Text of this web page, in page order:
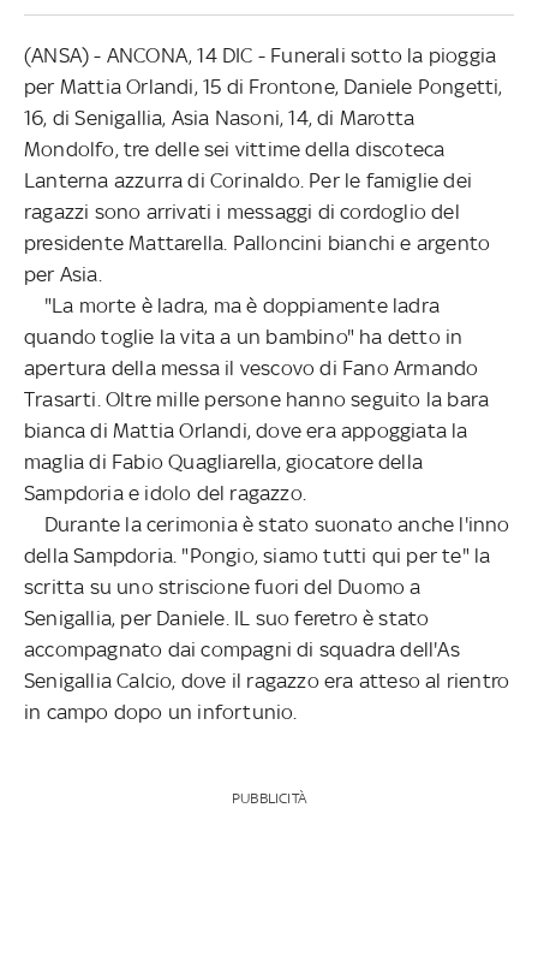
(ANSA) - ANCONA, 14 DIC - Funerali sotto la pioggia
per Mattia Orlandi, 15 di Frontone, Daniele Pongetti,
16, di Senigallia, Asia Nasoni, 14, di Marotta
Mondolfo, tre delle sei vittime della discoteca
Lanterna azzurra di Corinaldo. Per le famiglie dei
ragazzi sono arrivati i messaggi di cordoglio del
presidente Mattarella. Palloncini bianchi e argento
per Asia.
"La morte è ladra, ma è doppiamente ladra
quando toglie la vita a un bambino" ha detto in
apertura della messa il vescovo di Fano Armando
Trasarti. Oltre mille persone hanno seguito la bara
bianca di Mattia Orlandi, dove era appoggiata la
maglia di Fabio Quagliarella, giocatore della
Sampdoria e idolo del ragazzo.
Durante la cerimonia è stato suonato anche l'inno
della Sampdoria. "Pongio, siamo tutti qui per te" la
scritta su uno striscione fuori del Duomo a
Senigallia, per Daniele. IL suo feretro è stato
accompagnato dai compagni di squadra dell'As
Senigallia Calcio, dove il ragazzo era atteso al rientro
in campo dopo un infortunio.
PUBBLICITÀ